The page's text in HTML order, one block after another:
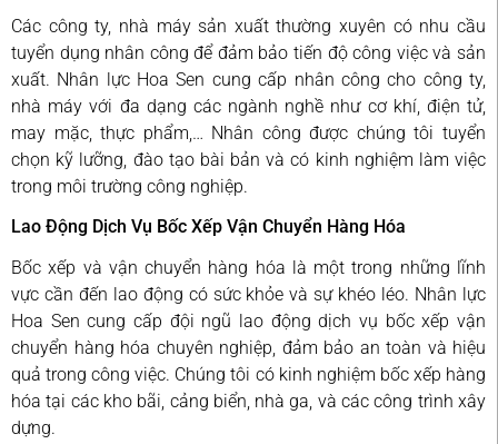
Các công ty, nhà máy sản xuất thường xuyên có nhu cầu
tuyển dụng nhân công để đảm bảo tiến độ công việc và sản
xuất. Nhân lực Hoa Sen cung cấp nhân công cho công ty,
nhà máy với đa dạng các ngành nghề như cơ khí, điện tử,
may mặc, thực phẩm,… Nhân công được chúng tôi tuyển
chọn kỹ lưỡng, đào tạo bài bản và có kinh nghiệm làm việc
trong môi trường công nghiệp.
Lao Động Dịch Vụ Bốc Xếp Vận Chuyển Hàng Hóa
Bốc xếp và vận chuyển hàng hóa là một trong những lĩnh
vực cần đến lao động có sức khỏe và sự khéo léo. Nhân lực
Hoa Sen cung cấp đội ngũ lao động dịch vụ bốc xếp vận
chuyển hàng hóa chuyên nghiệp, đảm bảo an toàn và hiệu
quả trong công việc. Chúng tôi có kinh nghiệm bốc xếp hàng
hóa tại các kho bãi, cảng biển, nhà ga, và các công trình xây
dựng.